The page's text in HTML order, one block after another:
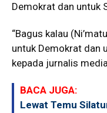
Demokrat dan untuk
“Bagus kalau
untuk Demokrat dan
kepada jurnalis
BACA JUGA:
Lewat Temu